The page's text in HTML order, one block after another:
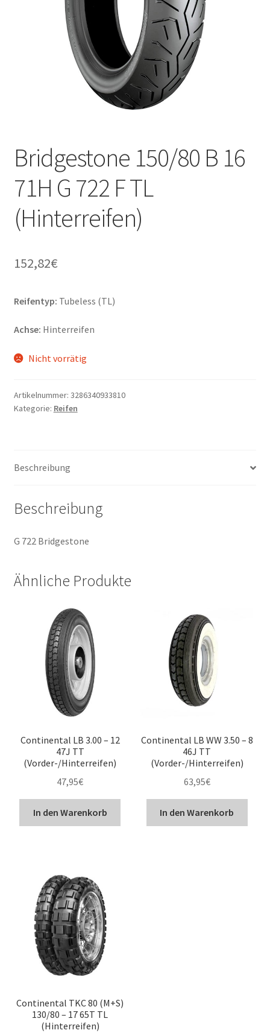
Bridgestone 150/80 B 16
71H G 722 F TL
(Hinterreifen)
152,82€
Reifentyp: Tubeless (TL)
Achse: Hinterreifen
Nicht vorrätig
Artikelnummer: 3286340933810
Kategorie: Reifen
Beschreibung
Beschreibung
G 722 Bridgestone
Ähnliche Produkte
Continental LB 3.00 – 12
47J TT
(Vorder-/Hinterreifen)
47,95€
In den Warenkorb
Continental LB WW 3.50 – 8
46J TT
(Vorder-/Hinterreifen)
63,95€
In den Warenkorb
Continental TKC 80 (M+S)
130/80 – 17 65T TL
(Hinterreifen)